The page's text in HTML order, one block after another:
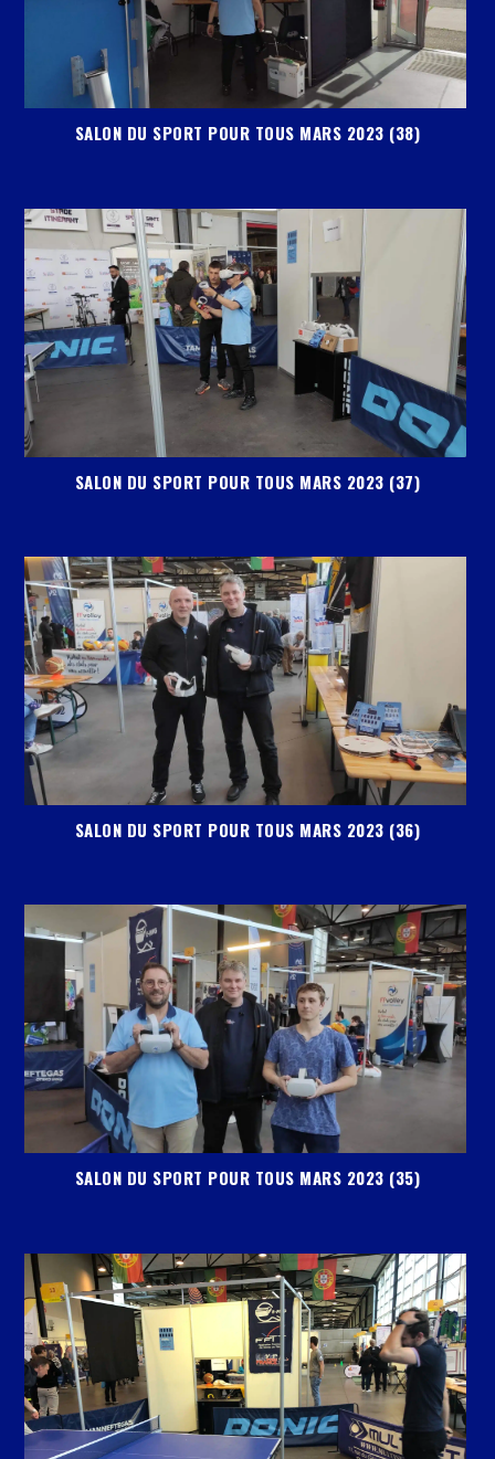
SALON DU SPORT POUR TOUS MARS 2023 (38)
SALON DU SPORT POUR TOUS MARS 2023 (37)
SALON DU SPORT POUR TOUS MARS 2023 (36)
SALON DU SPORT POUR TOUS MARS 2023 (35)